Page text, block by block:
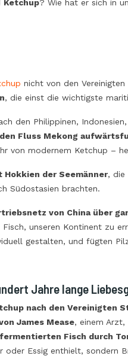
PADANO UND
eine ähnliche Form,
Teig, aber sie müssen
von den dazugehörenden
entsprechen.
wir zwei großartige
Ketchup? Wie hat er sich in
nicht von den
, die einst die wichtigste
den Philippinen,
Fluss Mekong
von modernem Ketchup –
Hokkien der Seemänner, die
Südostasien brachten.
von China über
unseren Kontinent zu
gestalten, und fügten
Jahre lange
nach den Vereinigten
James Mease, einem Arzt,
Fisch durch
oder Essig enthielt, sondern